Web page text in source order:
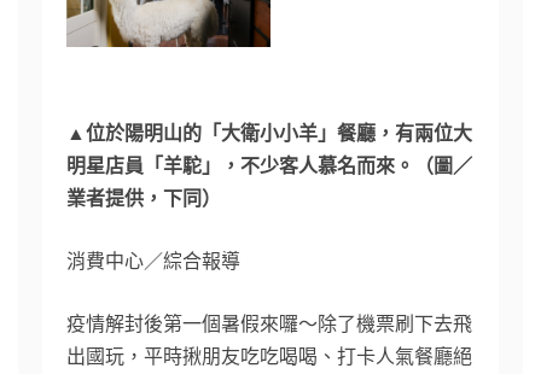
▲位於陽明山的「大衛小小羊」餐廳，有兩位大
明星店員「羊駝」，不少客人慕名而來。（圖／
業者提供，下同）
消費中心／綜合報導
疫情解封後第一個暑假來囉～除了機票刷下去飛
出國玩，平時揪朋友吃吃喝喝、打卡人氣餐廳絕